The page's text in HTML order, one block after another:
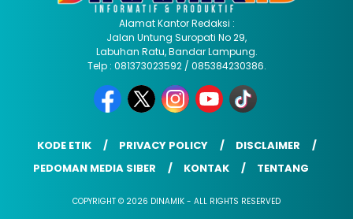
Alamat Kantor Redaksi :
Jalan Untung Suropati No 29,
Labuhan Ratu, Bandar Lampung.
Telp : 081373023592 / 085384230386.
KODE ETIK PRIVACY POLICY
DISCLAIMER
PEDOMAN MEDIA SIBER
KONTAK TENTANG
COPYRIGHT © 2026 DINAMIK - ALL RIGHTS RESERVED